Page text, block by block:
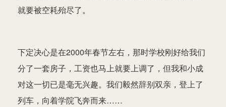
就要被空耗殆尽了。
下定决心是在2000年春节左右，那时学校刚好给我们
分了一套房子，工资也马上就要上调了，但我和小成
对这一切已是毫无兴趣。我们毅然辞别双亲，登上了
列车，向着学院飞奔而来……